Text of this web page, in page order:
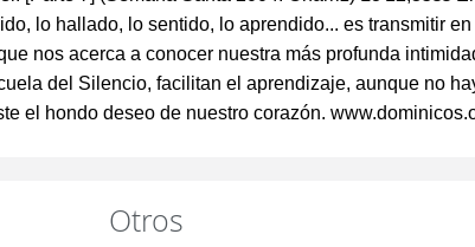
lo hallado, lo sentido, lo aprendido... es transmitir
nos acerca a conocer nuestra más profunda
del Silencio, facilitan el aprendizaje, aunque no
el hondo deseo de nuestro corazón.
Otros